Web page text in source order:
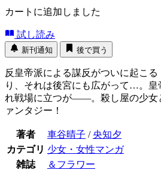
カートに追加しました
試し読み
新刊通知 後で買う
反皇帝派による謀反がついに起こ
り、それは後宮にも広がって…。
れ戦場に立つが――。殺し屋の少女
ァンタジー！
著者 車谷晴子 /央知夕
カテゴリ 少女・女性マンガ
雑誌
＆フラワー